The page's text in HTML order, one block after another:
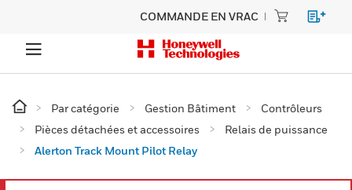
COMMANDE EN VRAC
Par catégorie Gestion Bâtiment
Contrôleurs
Pièces détachées et accessoires
Relais de puissance
Alerton Track Mount Pilot Relay